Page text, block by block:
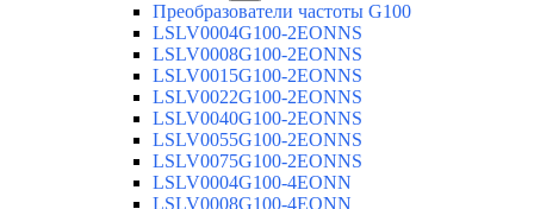
Преобразователи частоты G100
LSLV0004G100-2EONNS
LSLV0008G100-2EONNS
LSLV0015G100-2EONNS
LSLV0022G100-2EONNS
LSLV0040G100-2EONNS
LSLV0055G100-2EONNS
LSLV0075G100-2EONNS
LSLV0004G100-4EONN
LSLV0008G100-4EONN